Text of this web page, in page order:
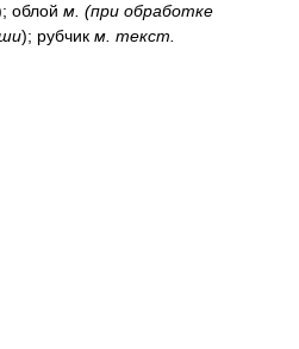
облой м. (при обработке
); рубчик м. текст.